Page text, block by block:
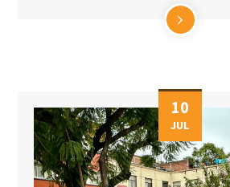
10
JUL